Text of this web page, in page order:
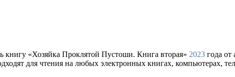
книгу «Хозяйка Проклятой Пустоши. Книга вторая» 2023 года от
для чтения на любых электронных книгах, компьютерах,